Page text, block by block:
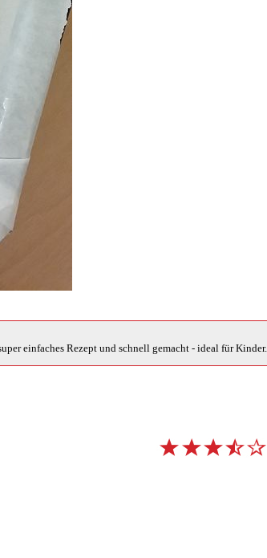
einfaches Rezept und schnell gemacht - ideal für Kinder.